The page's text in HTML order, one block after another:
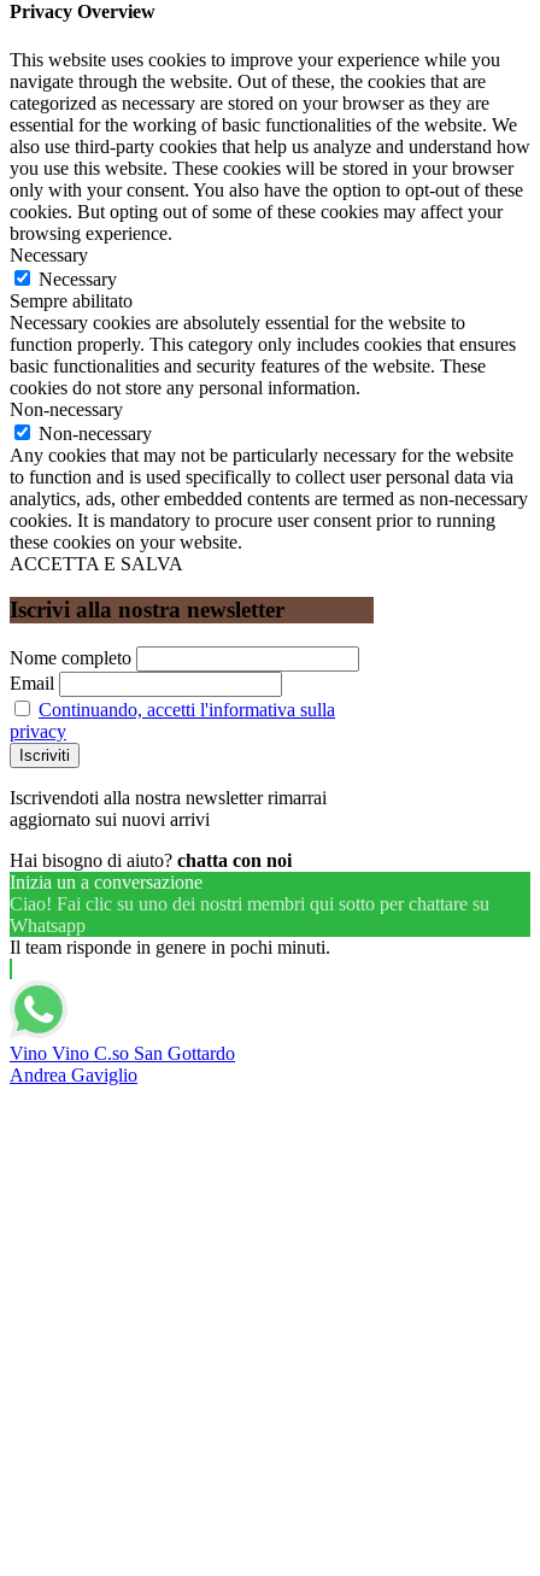
Privacy Overview
This website uses cookies to improve your experience while you
navigate through the website. Out of these, the cookies that are
categorized as necessary are stored on your browser as they are
essential for the working of basic functionalities of the website. We
also use third-party cookies that help us analyze and understand how
you use this website. These cookies will be stored in your browser
only with your consent. You also have the option to opt-out of these
cookies. But opting out of some of these cookies may affect your
browsing experience.
Necessary
Necessary
Sempre abilitato
Necessary cookies are absolutely essential for the website to
function properly. This category only includes cookies that ensures
basic functionalities and security features of the website. These
cookies do not store any personal information.
Non-necessary
Non-necessary
Any cookies that may not be particularly necessary for the website
to function and is used specifically to collect user personal data via
analytics, ads, other embedded contents are termed as non-necessary
cookies. It is mandatory to procure user consent prior to running
these cookies on your website.
ACCETTA E SALVA
Iscrivi alla nostra newsletter
Nome completo
Email
Continuando, accetti l'informativa sulla
privacy
Iscrivendoti alla nostra newsletter rimarrai
aggiornato sui nuovi arrivi
Hai bisogno di aiuto? chatta con noi
Inizia un a conversazione
Ciao! Fai clic su uno dei nostri membri qui sotto per chattare su
Whatsapp
Il team risponde in genere in pochi minuti.
Vino Vino C.so San Gottardo
Andrea Gaviglio